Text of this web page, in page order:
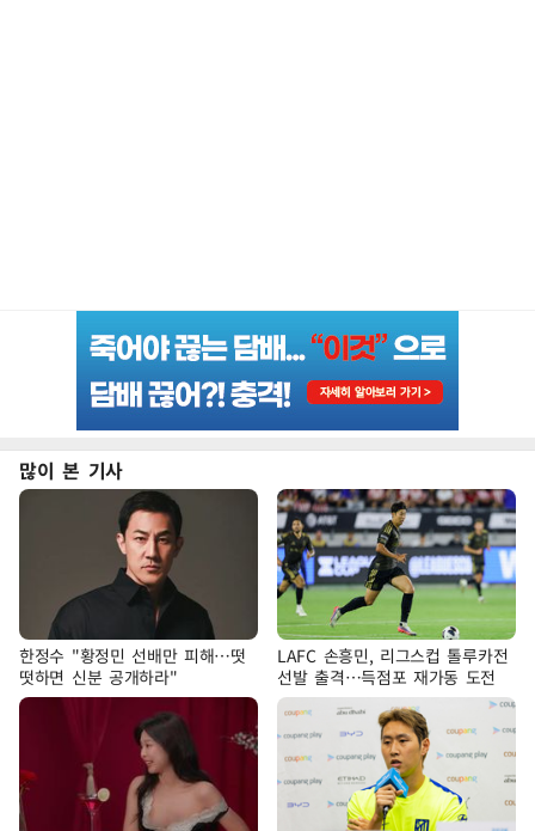
많이 본 기사
한정수 "황정민 선배만 피해…떳
떳하면 신분 공개하라"
LAFC 손흥민, 리그스컵 톨루카전
선발 출격…득점포 재가동 도전